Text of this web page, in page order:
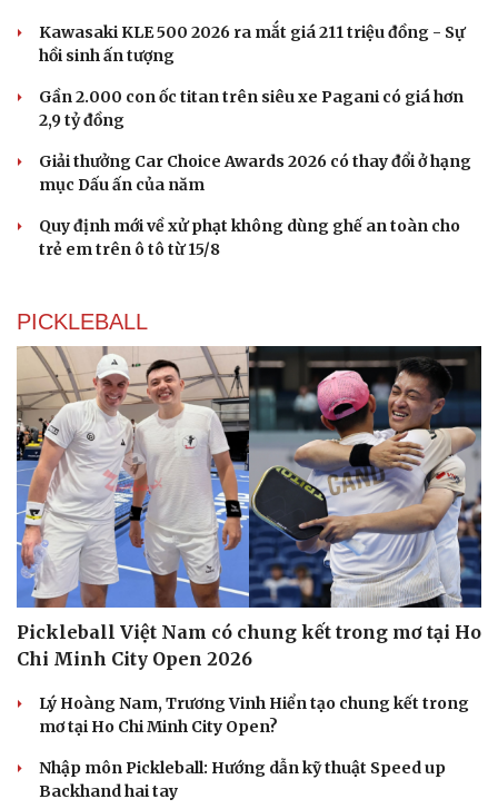
Kawasaki KLE 500 2026 ra mắt giá 211 triệu đồng - Sự
hồi sinh ấn tượng
Gần 2.000 con ốc titan trên siêu xe Pagani có giá hơn
2,9 tỷ đồng
Giải thưởng Car Choice Awards 2026 có thay đổi ở hạng
mục Dấu ấn của năm
Quy định mới về xử phạt không dùng ghế an toàn cho
trẻ em trên ô tô từ 15/8
PICKLEBALL
Pickleball Việt Nam có chung kết trong mơ tại Ho
Chi Minh City Open 2026
Lý Hoàng Nam, Trương Vinh Hiển tạo chung kết trong
mơ tại Ho Chi Minh City Open?
Nhập môn Pickleball: Hướng dẫn kỹ thuật Speed up
Backhand hai tay